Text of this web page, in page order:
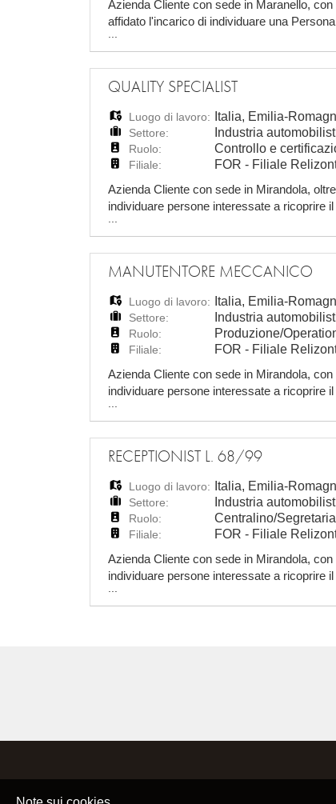
Azienda Cliente con sede in Maranello,
affidato l'incarico di individuare una
contratto di Tirocinio e con possibilità di
QUALITY SPECIALIST
Luogo di lavoro: Italia, Emilia-
Settore: Industria
Ruolo: Controllo e
Filiale:
FOR - Filiale
Azienda Cliente con sede in Mirandola,
individuare persone interessate a ricoprire
Il ruolo di Quality Specialist prevede: -
MANUTENTORE MECCANICO
Luogo di lavoro: Italia, Emilia-
Settore: Industria
Ruolo: Produzione/
Filiale:
FOR - Filiale
Azienda Cliente con sede in Mirandola,
individuare persone interessate a ricoprire
Mirandola Il ruolo di Manutentore
RECEPTIONIST L. 68/99
Luogo di lavoro: Italia, Emilia-
Settore: Industria
Ruolo: Centralino/
Filiale:
FOR - Filiale
Azienda Cliente con sede in Mirandola,
individuare persone interessate a ricoprire
successiva stabilizzazione a tempo